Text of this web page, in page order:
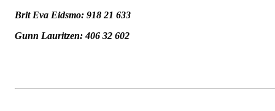
Brit Eva Eidsmo: 918 21 633
Gunn Lauritzen: 406 32 602